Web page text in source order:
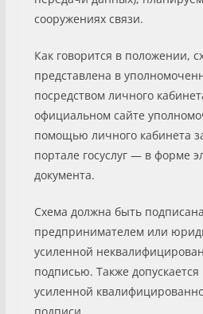
сооружениях связи.
Как говорится в положении,
представлена в
посредством личного
официальном сайте
помощью личного кабинета
портале госуслуг — в форме
документа.
Схема должна быть
предпринимателем или
усиленной
подписью. Также
усиленной